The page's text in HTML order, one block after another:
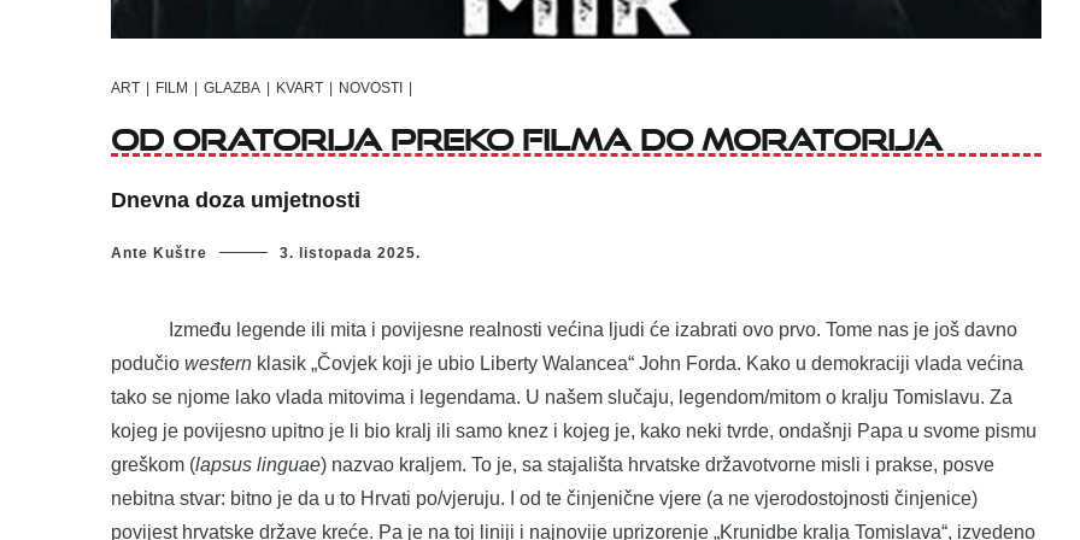
ART FILM GLAZBA KVART NOVOSTI
Od oratorija preko filma do moratorija
Dnevna doza umjetnosti
Ante Kuštre 3. listopada 2025.
Između legende ili mita i povijesne realnosti većina ljudi će izabrati ovo prvo. Tome nas je još davno
podučio western klasik „Čovjek koji je ubio Liberty Walancea“ John Forda. Kako u demokraciji vlada većina
tako se njome lako vlada mitovima i legendama. U našem slučaju, legendom/mitom o kralju Tomislavu. Za
kojeg je povijesno upitno je li bio kralj ili samo knez i kojeg je, kako neki tvrde, ondašnji Papa u svome pismu
greškom (lapsus linguae) nazvao kraljem. To je, sa stajališta hrvatske državotvorne misli i prakse, posve
nebitna stvar: bitno je da u to Hrvati po/vjeruju. I od te činjenične vjere (a ne vjerodostojnosti činjenice)
povijest hrvatske države kreće. Pa je na toj liniji i najnovije uprizorenje „Krunidbe kralja Tomislava“, izvedeno